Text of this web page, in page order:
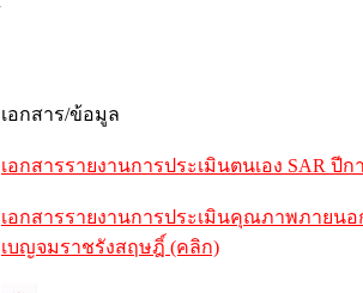
เอกสาร/ข้อมูล
เอกสารรายงานการประเมินตนเอง SAR ปี
เอกสารรายงานการประเมินคุณภาพภายนอ
เบญจมราชรังสฤษฎิ์ (คลิก)